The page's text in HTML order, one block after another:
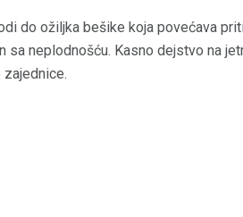
do ožiljka bešike koja povećava
sa neplodnošću. Kasno dejstvo na